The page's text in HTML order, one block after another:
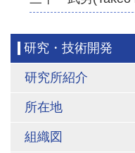
研究・技術開発
研究所紹介
所在地
組織図